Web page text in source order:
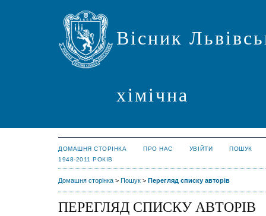
Вісник
хімічна
ДОМАШНЯ СТОРІНКА ПРО НАС УВІЙТИ
ПОШУК
1948-2011 РОКІВ
Домашня сторінка > Пошук > Перегляд списку авторів
ПЕРЕГЛЯД СПИСКУ АВТОРІВ